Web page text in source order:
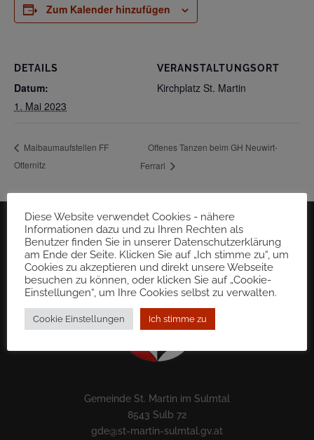
Zum Kalender hinzufügen
DETAILS
Datum:
1. Mai 2023
VERANSTALTUNGSORT
Kirchplatz St. Martin
Maibaumaufstellen FF
Otternitz
Offenes Tanzen beim GH Neuwirt-
Ferrari
Gemeinde St. Martin im Sulmtal
8543 Sulb 72
gde@st-martin-sulmtal.gv.at
Diese Website verwendet Cookies - nähere
Informationen dazu und zu Ihren Rechten als
Benutzer finden Sie in unserer Datenschutzerklärung
am Ende der Seite. Klicken Sie auf „Ich stimme zu“, um
Cookies zu akzeptieren und direkt unsere Webseite
besuchen zu können, oder klicken Sie auf „Cookie-
Einstellungen“, um Ihre Cookies selbst zu verwalten.
Cookie Einstellungen Ich stimme zu